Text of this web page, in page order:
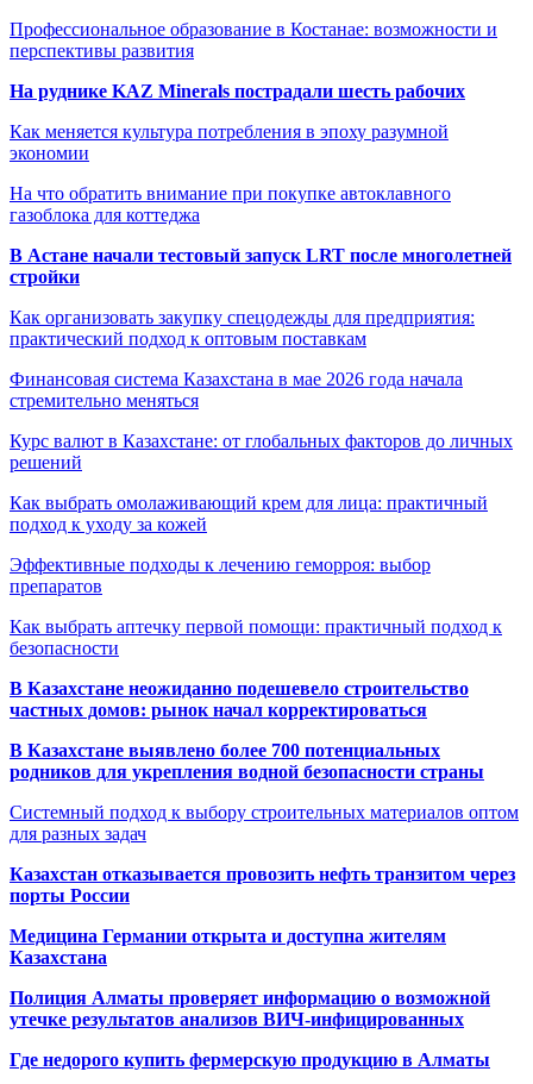
Профессиональное образование в Костанае: возможности и
перспективы развития
На руднике KAZ Minerals пострадали шесть рабочих
Как меняется культура потребления в эпоху разумной
экономии
На что обратить внимание при покупке автоклавного
газоблока для коттеджа
В Астане начали тестовый запуск LRT после многолетней
стройки
Как организовать закупку спецодежды для предприятия:
практический подход к оптовым поставкам
Финансовая система Казахстана в мае 2026 года начала
стремительно меняться
Курс валют в Казахстане: от глобальных факторов до личных
решений
Как выбрать омолаживающий крем для лица: практичный
подход к уходу за кожей
Эффективные подходы к лечению геморроя: выбор
препаратов
Как выбрать аптечку первой помощи: практичный подход к
безопасности
В Казахстане неожиданно подешевело строительство
частных домов: рынок начал корректироваться
В Казахстане выявлено более 700 потенциальных
родников для укрепления водной безопасности страны
Системный подход к выбору строительных материалов оптом
для разных задач
Казахстан отказывается провозить нефть транзитом через
порты России
Медицина Германии открыта и доступна жителям
Казахстана
Полиция Алматы проверяет информацию о возможной
утечке результатов анализов ВИЧ-инфицированных
Где недорого купить фермерскую продукцию в Алматы